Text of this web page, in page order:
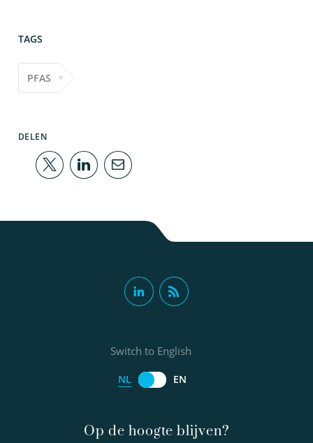
TAGS
PFAS
DELEN
Op de hoogte blijven?
Switch to English
NL EN